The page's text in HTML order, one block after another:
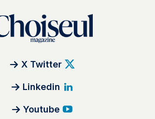
X Twitter
Linkedin
Youtube